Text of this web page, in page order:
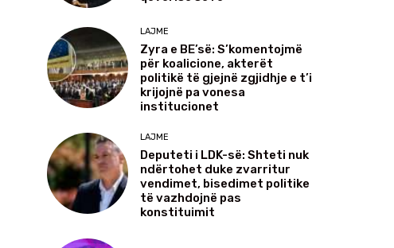
LAJME
Zyra e BE’së: S’komentojmë
për koalicione, akterët
politikë të gjejnë zgjidhje e t’i
krijojnë pa vonesa
institucionet
LAJME
Deputeti i LDK-së: Shteti nuk
ndërtohet duke zvarritur
vendimet, bisedimet politike
të vazhdojnë pas
konstituimit